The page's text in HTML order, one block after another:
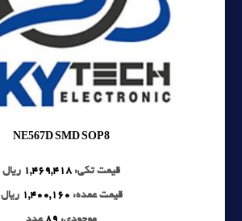
NE567D SMD SOP8
قیمت تکی: 1,469,418 ریال
قیمت عمده: 1,400,160 ریال